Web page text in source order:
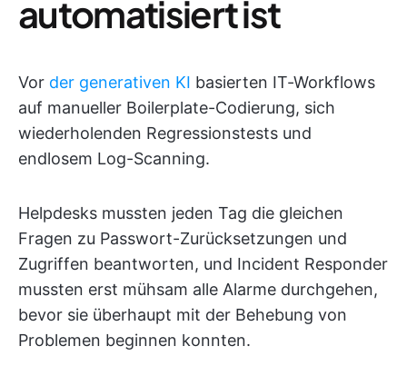
automatisiert ist
Vor der generativen KI basierten IT-Workflows
auf manueller Boilerplate-Codierung, sich
wiederholenden Regressionstests und
endlosem Log-Scanning.
Helpdesks mussten jeden Tag die gleichen
Fragen zu Passwort-Zurücksetzungen und
Zugriffen beantworten, und Incident Responder
mussten erst mühsam alle Alarme durchgehen,
bevor sie überhaupt mit der Behebung von
Problemen beginnen konnten.